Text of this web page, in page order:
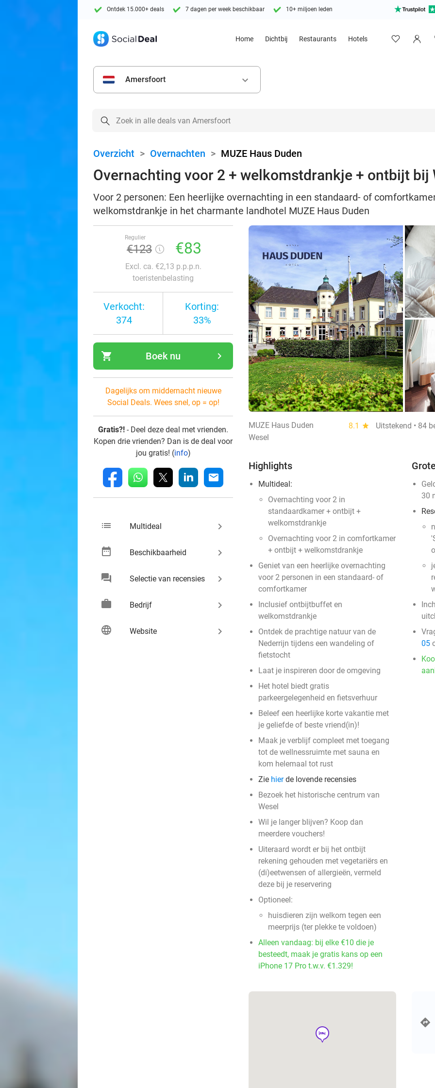
Ontdek 15.000+ deals 7 dagen per week beschikbaar 10+ miljoen leden
Home Dichtbij Restaurants Hotels
Amersfoort keyboard_arrow_down
Overzicht > Overnachten > MUZE Haus Duden
Overnachting voor 2 + welkomstdrankje + ontbijt bij
Voor 2 personen: Een heerlijke overnachting in een standaard- of
welkomstdrankje in het charmante landhotel MUZE Haus Duden
Regulier
€123 €83
Excl. ca. €2,13 p.p.p.n.
toeristenbelasting
Verkocht:
374
Korting:
33%
shopping_cart navigate_next
Boek nu
Dagelijks om middernacht nieuwe
Social Deals. Wees snel, op = op!
Gratis?! - Deel deze deal met vrienden.
Kopen drie vrienden? Dan is de deal voor
jou gratis! (info)
fb whatsapp linkedin mail
list Multideal keyboard_arrow_right
date_range Beschikbaarheid keyboard_arrow_right
chat Selectie van recensies keyboard_arrow_right
work Bedrijf keyboard_arrow_right
language Website keyboard_arrow_right
MUZE Haus Duden 8.1 star
Uitstekend • 84
Wesel
Highlights
Multideal:
Overnachting voor 2 in
standaardkamer + ontbijt +
welkomstdrankje
Overnachting voor 2 in comfortkamer
+ ontbijt + welkomstdrankje
Geniet van een heerlijke overnachting
voor 2 personen in een standaard- of
comfortkamer
Inclusief ontbijtbuffet en
welkomstdrankje
Ontdek de prachtige natuur van de
Nederrijn tijdens een wandeling of
fietstocht
Laat je inspireren door de omgeving
Het hotel biedt gratis
parkeergelegenheid en fietsverhuur
Beleef een heerlijke korte vakantie met
je geliefde of beste vriend(in)!
Maak je verblijf compleet met toegang
tot de wellnessruimte met sauna en
kom helemaal tot rust
Zie hierde lovende recensies
Bezoek het historische centrum van
Wesel
Wil je langer blijven? Koop dan
meerdere vouchers!
Uiteraard wordt er bij het ontbijt
rekening gehouden met vegetariërs en
(di)eetwensen of allergieën, vermeld
deze bij je reservering
Optioneel:
huisdieren zijn welkom tegen een
meerprijs (ter plekke te voldoen)
Alleen vandaag: bij elke €10 die je
besteedt, maak je gratis kans op een
iPhone 17 Pro t.w.v. €1.329!
30
05
hotel